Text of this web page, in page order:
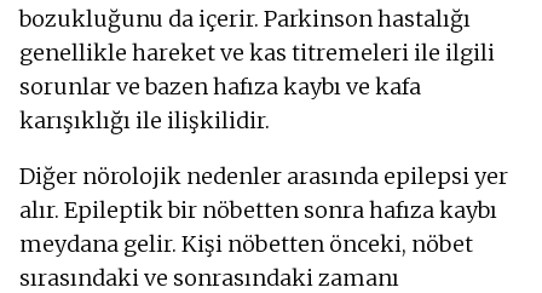
bozukluğunu da içerir. Parkinson hastalığı
genellikle hareket ve kas titremeleri ile ilgili
sorunlar ve bazen hafıza kaybı ve kafa
karışıklığı ile ilişkilidir.
Diğer nörolojik nedenler arasında epilepsi yer
alır. Epileptik bir nöbetten sonra hafıza kaybı
meydana gelir. Kişi nöbetten önceki, nöbet
sırasındaki ve sonrasındaki zamanı